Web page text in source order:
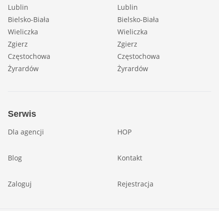
Lublin
Bielsko-Biała
Wieliczka
Zgierz
Częstochowa
Żyrardów
Lublin
Bielsko-Biała
Wieliczka
Zgierz
Częstochowa
Żyrardów
Serwis
Dla agencji HOP
Blog Kontakt
Zaloguj Rejestracja